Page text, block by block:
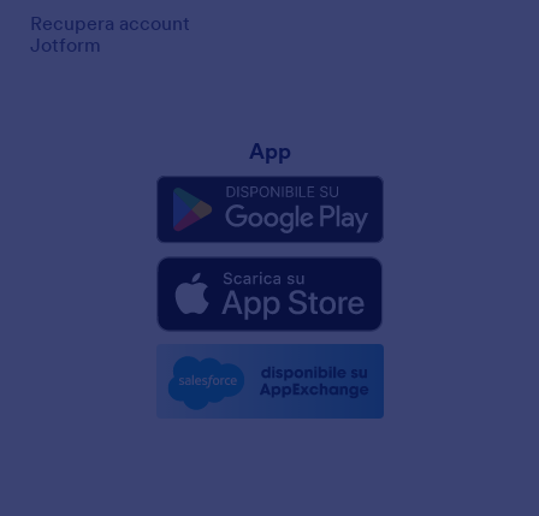
Recupera account
Jotform
App